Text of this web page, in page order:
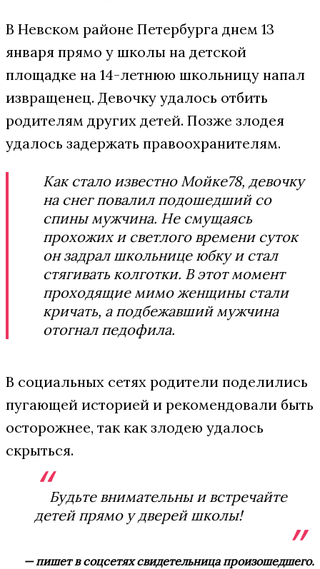
В Невском районе Петербурга днем 13
января прямо у школы на детской
площадке на 14-летнюю школьницу напал
извращенец. Девочку удалось отбить
родителям других детей. Позже злодея
удалось задержать правоохранителям.
Как стало известно Мойке78, девочку
на снег повалил подошедший со
спины мужчина. Не смущаясь
прохожих и светлого времени суток
он задрал школьнице юбку и стал
стягивать колготки. В этот момент
проходящие мимо женщины стали
кричать, а подбежавший мужчина
отогнал педофила.
В социальных сетях родители поделились
пугающей историей и рекомендовали быть
осторожнее, так как злодею удалось
скрыться.
Будьте внимательны и встречайте
детей прямо у дверей школы!
— пишет в соцсетях свидетельница произошедшего.